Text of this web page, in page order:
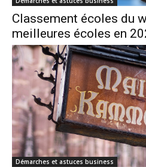
Classement écoles du
meilleures écoles en
Démarches et astuces business